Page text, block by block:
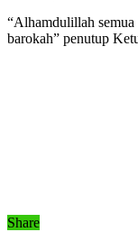
“Alhamdulillah semua
barokah” penutup
Share